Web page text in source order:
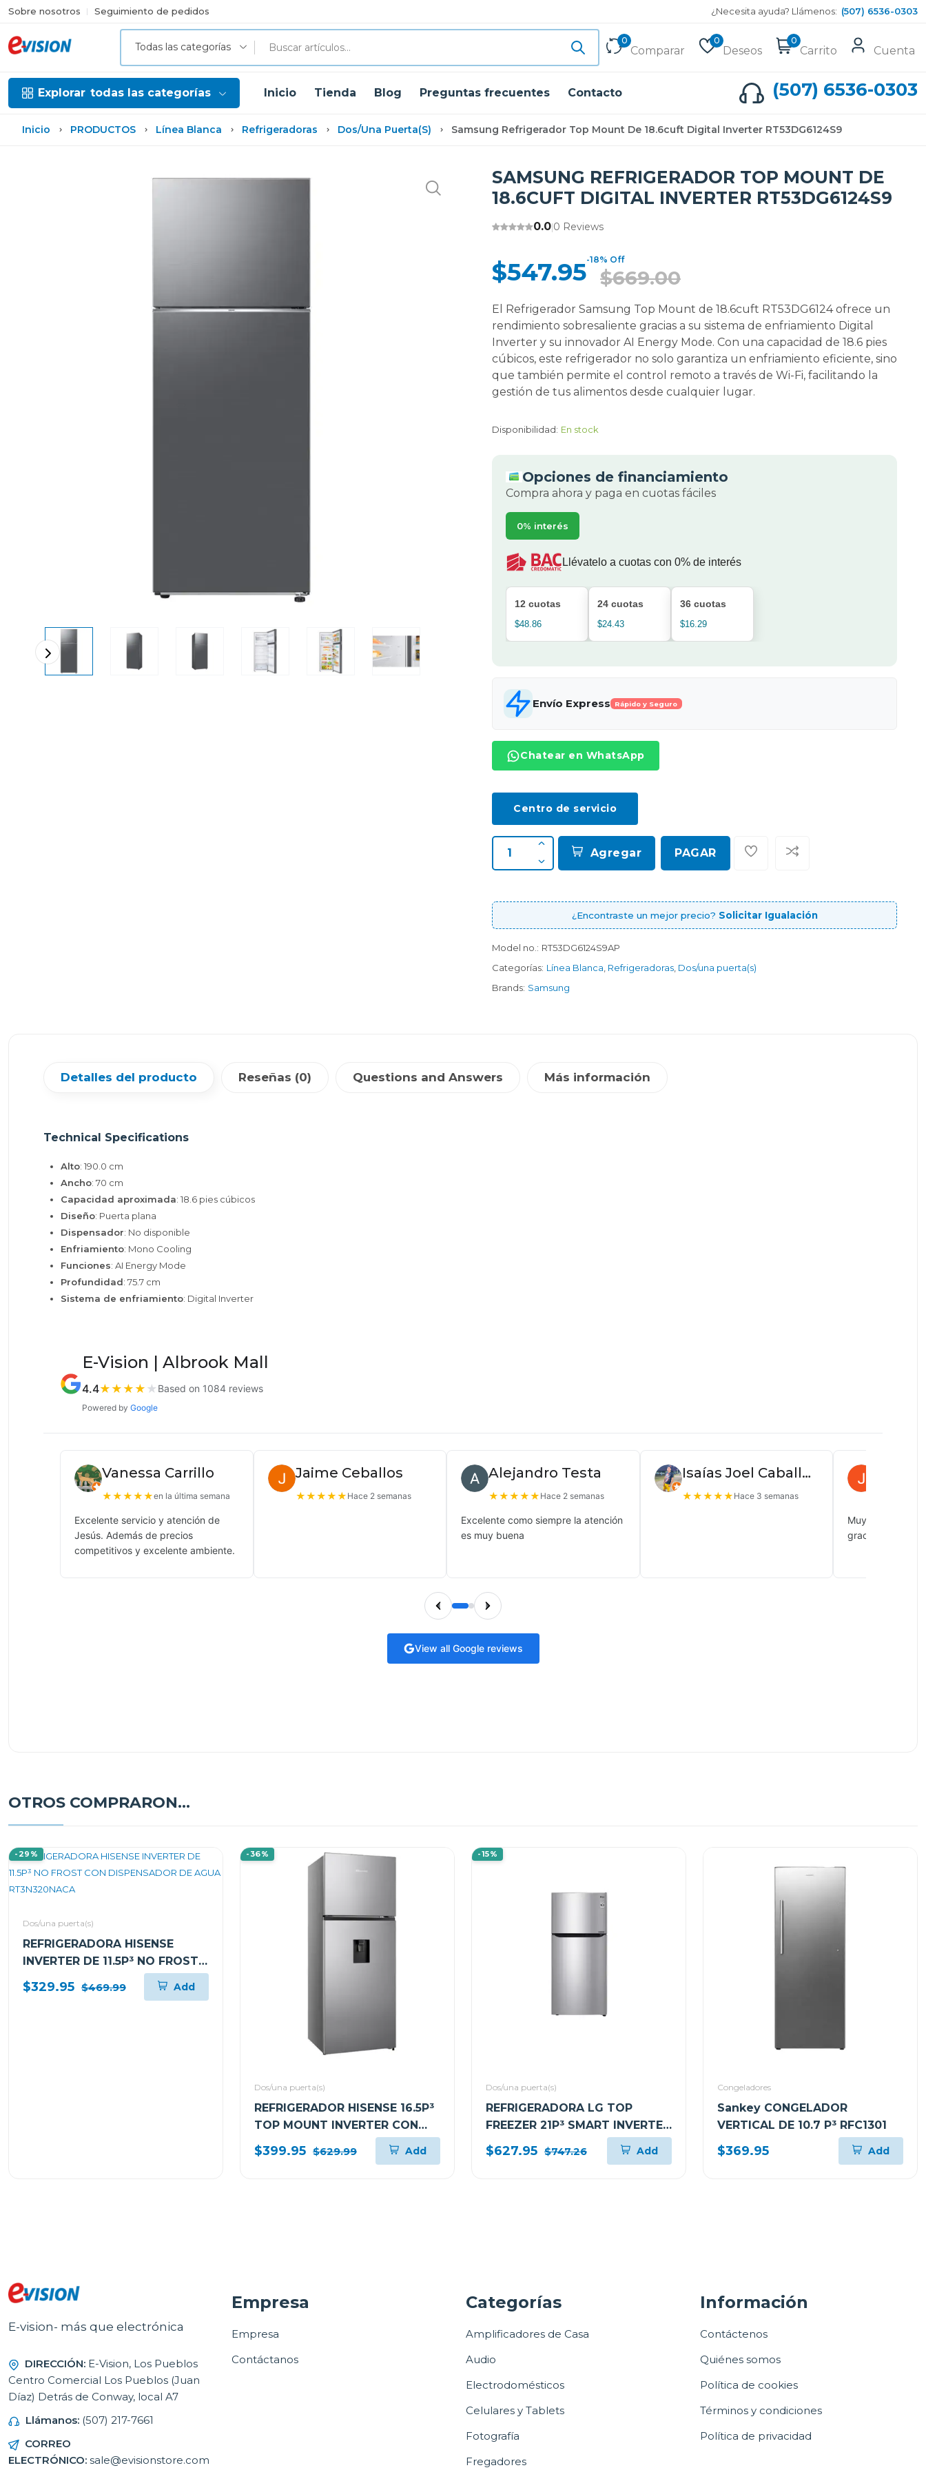
Sobre nosotros Seguimiento de pedidos ¿Necesita ayuda? Llámenos: (507) 6536-0303
Todas las categorías
0
Comparar
0
Deseos
0
Carrito Cuenta
Explorar todas las categorías Inicio Tienda Blog Preguntas frecuentes Contacto (507) 6536-0303
Inicio PRODUCTOS Línea Blanca Refrigeradoras Dos/una Puerta(s) Samsung Refrigerador Top Mount De 18.6cuft Digital Inverter RT53DG6124S9
SAMSUNG REFRIGERADOR TOP MOUNT DE
18.6CUFT DIGITAL INVERTER RT53DG6124S9
0.0|0 Reviews
$547.95-18% Off
$669.00
El Refrigerador Samsung Top Mount de 18.6cuft RT53DG6124 ofrece un
rendimiento sobresaliente gracias a su sistema de enfriamiento Digital
Inverter y su innovador AI Energy Mode. Con una capacidad de 18.6 pies
cúbicos, este refrigerador no solo garantiza un enfriamiento eficiente, sino
que también permite el control remoto a través de Wi-Fi, facilitando la
gestión de tus alimentos desde cualquier lugar.
Disponibilidad: En stock
Opciones de financiamiento
Compra ahora y paga en cuotas fáciles
0% interés
Llévatelo a cuotas con 0% de interés
12 cuotas
$48.86
24 cuotas
$24.43
36 cuotas
$16.29
Envío Express Rápido y Seguro
Chatear en WhatsApp
Centro de servicio
Agregar PAGAR
¿Encontraste un mejor precio? Solicitar Igualación
Model no.: RT53DG6124S9AP
Categorías: Línea Blanca Refrigeradoras Dos/una puerta(s)
Brands: Samsung
Detalles del producto Reseñas (0) Questions and Answers Más información
Technical Specifications
Alto: 190.0 cm
Ancho: 70 cm
Capacidad aproximada: 18.6 pies cúbicos
Diseño: Puerta plana
Dispensador: No disponible
Enfriamiento: Mono Cooling
Funciones: AI Energy Mode
Profundidad: 75.7 cm
Sistema de enfriamiento: Digital Inverter
E-Vision | Albrook Mall
4.4★ ★ ★ ★ ★ Based on 1084 reviews
Powered by Google
Vanessa Carrillo
★★★★★en la última semana
Excelente servicio y atención de
Jesús. Además de precios
competitivos y excelente ambiente.
Jaime Ceballos
★★★★★ Hace 2 semanas
Alejandro Testa
★★★★★ Hace 2 semanas
Excelente como siempre la atención
es muy buena
Isaías Joel Caballero
★★★★★ Hace 3 semanas
Muy buena
gracias
View all Google reviews
OTROS COMPRARON...
-29%
Dos/una puerta(s)
REFRIGERADORA HISENSE
INVERTER DE 11.5P³ NO FROST
CON DISPENSADOR DE AGUA
RT3N320NACA
$329.95 $469.99 Add
-36%
Dos/una puerta(s)
REFRIGERADOR HISENSE 16.5P³
TOP MOUNT INVERTER CON
DISPENSADOR DE AGUA
RT16N6CDX
$399.95 $629.99 Add
-15%
Dos/una puerta(s)
REFRIGERADORA LG TOP
FREEZER 21P³ SMART INVERTER
GT57BPSX
$627.95 $747.26 Add
Congeladores
Sankey CONGELADOR
VERTICAL DE 10.7 P³ RFC1301
$369.95 Add
E-vision- más que electrónica
DIRECCIÓN: E-Vision, Los Pueblos
Centro Comercial Los Pueblos (Juan
Díaz) Detrás de Conway, local A7
Llámanos: (507) 217-7661
CORREO
ELECTRÓNICO: sale@evisionstore.com
Empresa
Empresa
Contáctanos
Categorías
Amplificadores de Casa
Audio
Electrodomésticos
Celulares y Tablets
Fotografía
Fregadores
Información
Contáctenos
Quiénes somos
Política de cookies
Términos y condiciones
Política de privacidad